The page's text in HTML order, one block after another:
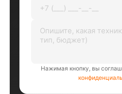
Нажимая кнопку, вы